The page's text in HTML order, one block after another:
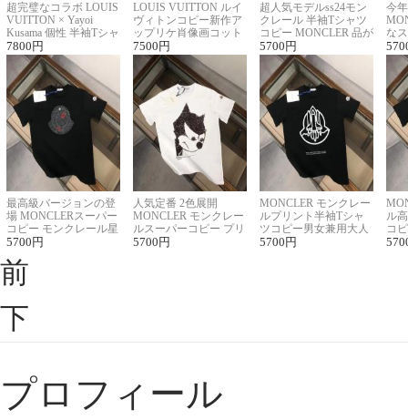
超完璧なコラボ LOUIS
VUITTON × Yayoi
Kusama 個性 半袖Tシャ
ツコピー男女兼用
7800 円
LOUIS VUITTON ルイ
ヴィトンコピー新作ア
ップリケ肖像画コット
ンニット半袖Tシャツ
7500 円
超人気モデルss24モン
クレール 半袖Tシャツ
コピー MONCLER 品が
良く見た目
5700 円
今
な
ル
最高級バージョンの登
場 MONCLERスーパー
コピー モンクレール星
座半袖Tシャツ
5700 円
人気定番 2色展開
MONCLER モンクレー
ルスーパーコピー プリ
ント半袖Tシャツ
5700 円
MONCLER モンクレー
ルプリント半袖Tシャ
ツコピー男女兼用大人
可愛い春夏コーデ
5700 円
ル
コ
ィ
前
下
プロフィール